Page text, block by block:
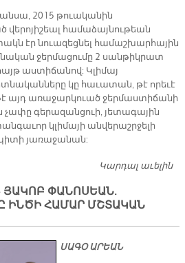
2015 թուականին
վերոյիշեալ համաձայնութեան
էր նուազեցնել համաշխարհային
ջերմացումը 2 սանթիկրատ
աստիճանով: Կլիմայ
կը հաւատան, թէ որեւէ
այդ առաջարկուած ջերմաստիճանի
չափը գերազանցուի, յետագային
կլիմայի անվերաշրջելի
յառաջանան:
Կարդալ աւելին
ՅԱԿՈԲ ՓԱՆՈՍԵԱՆ.
ԻՆԾԻ ՀԱՄԱՐ ՄՇՏԱԿԱՆ
ՍԱԳՕ ԱՐԵԱՆ